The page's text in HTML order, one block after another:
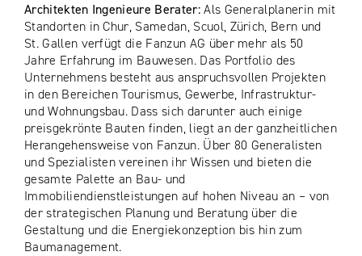
Architekten Ingenieure Berater:Als Generalplanerin mit
Standorten in Chur, Samedan, Scuol, Zürich, Bern und
St. Gallen verfügt die Fanzun AG über mehr als 50
Jahre Erfahrung im Bauwesen. Das Portfolio des
Unternehmens besteht aus anspruchsvollen Projekten
in den Bereichen Tourismus, Gewerbe, Infrastruktur-
und Wohnungsbau. Dass sich darunter auch einige
preisgekrönte Bauten finden, liegt an der ganzheitlichen
Herangehensweise von Fanzun. Über 80 Generalisten
und Spezialisten vereinen ihr Wissen und bieten die
gesamte Palette an Bau- und
Immobiliendienstleistungen auf hohen Niveau an – von
der strategischen Planung und Beratung über die
Gestaltung und die Energiekonzeption bis hin zum
Baumanagement.